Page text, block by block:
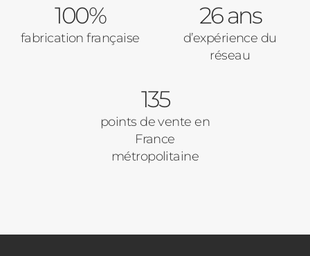
Baies Vitrées
Volets Roulants
Pergolas
Pavillon
100%
fabrication française
26 ans
d’expérience du
réseau
135
points de vente en
France
métropolitaine